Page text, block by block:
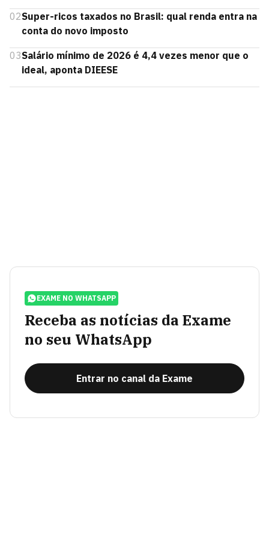
02Super-ricos taxados no Brasil: qual renda entra na
conta do novo imposto
03Salário mínimo de 2026 é 4,4 vezes menor que o
ideal, aponta DIEESE
EXAME NO WHATSAPP
Receba as notícias da Exame
no seu WhatsApp
Entrar no canal da Exame